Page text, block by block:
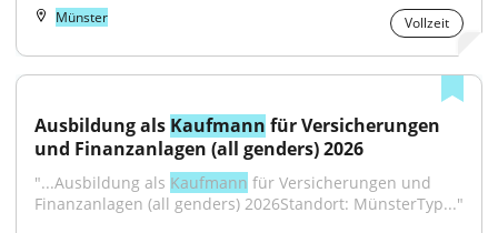
Münster Vollzeit
Ausbildung als Kaufmann für Versicherungen
und Finanzanlagen (all genders) 2026
"...Ausbildung als Kaufmann für Versicherungen und
Finanzanlagen (all genders) 2026Standort: MünsterTyp..."